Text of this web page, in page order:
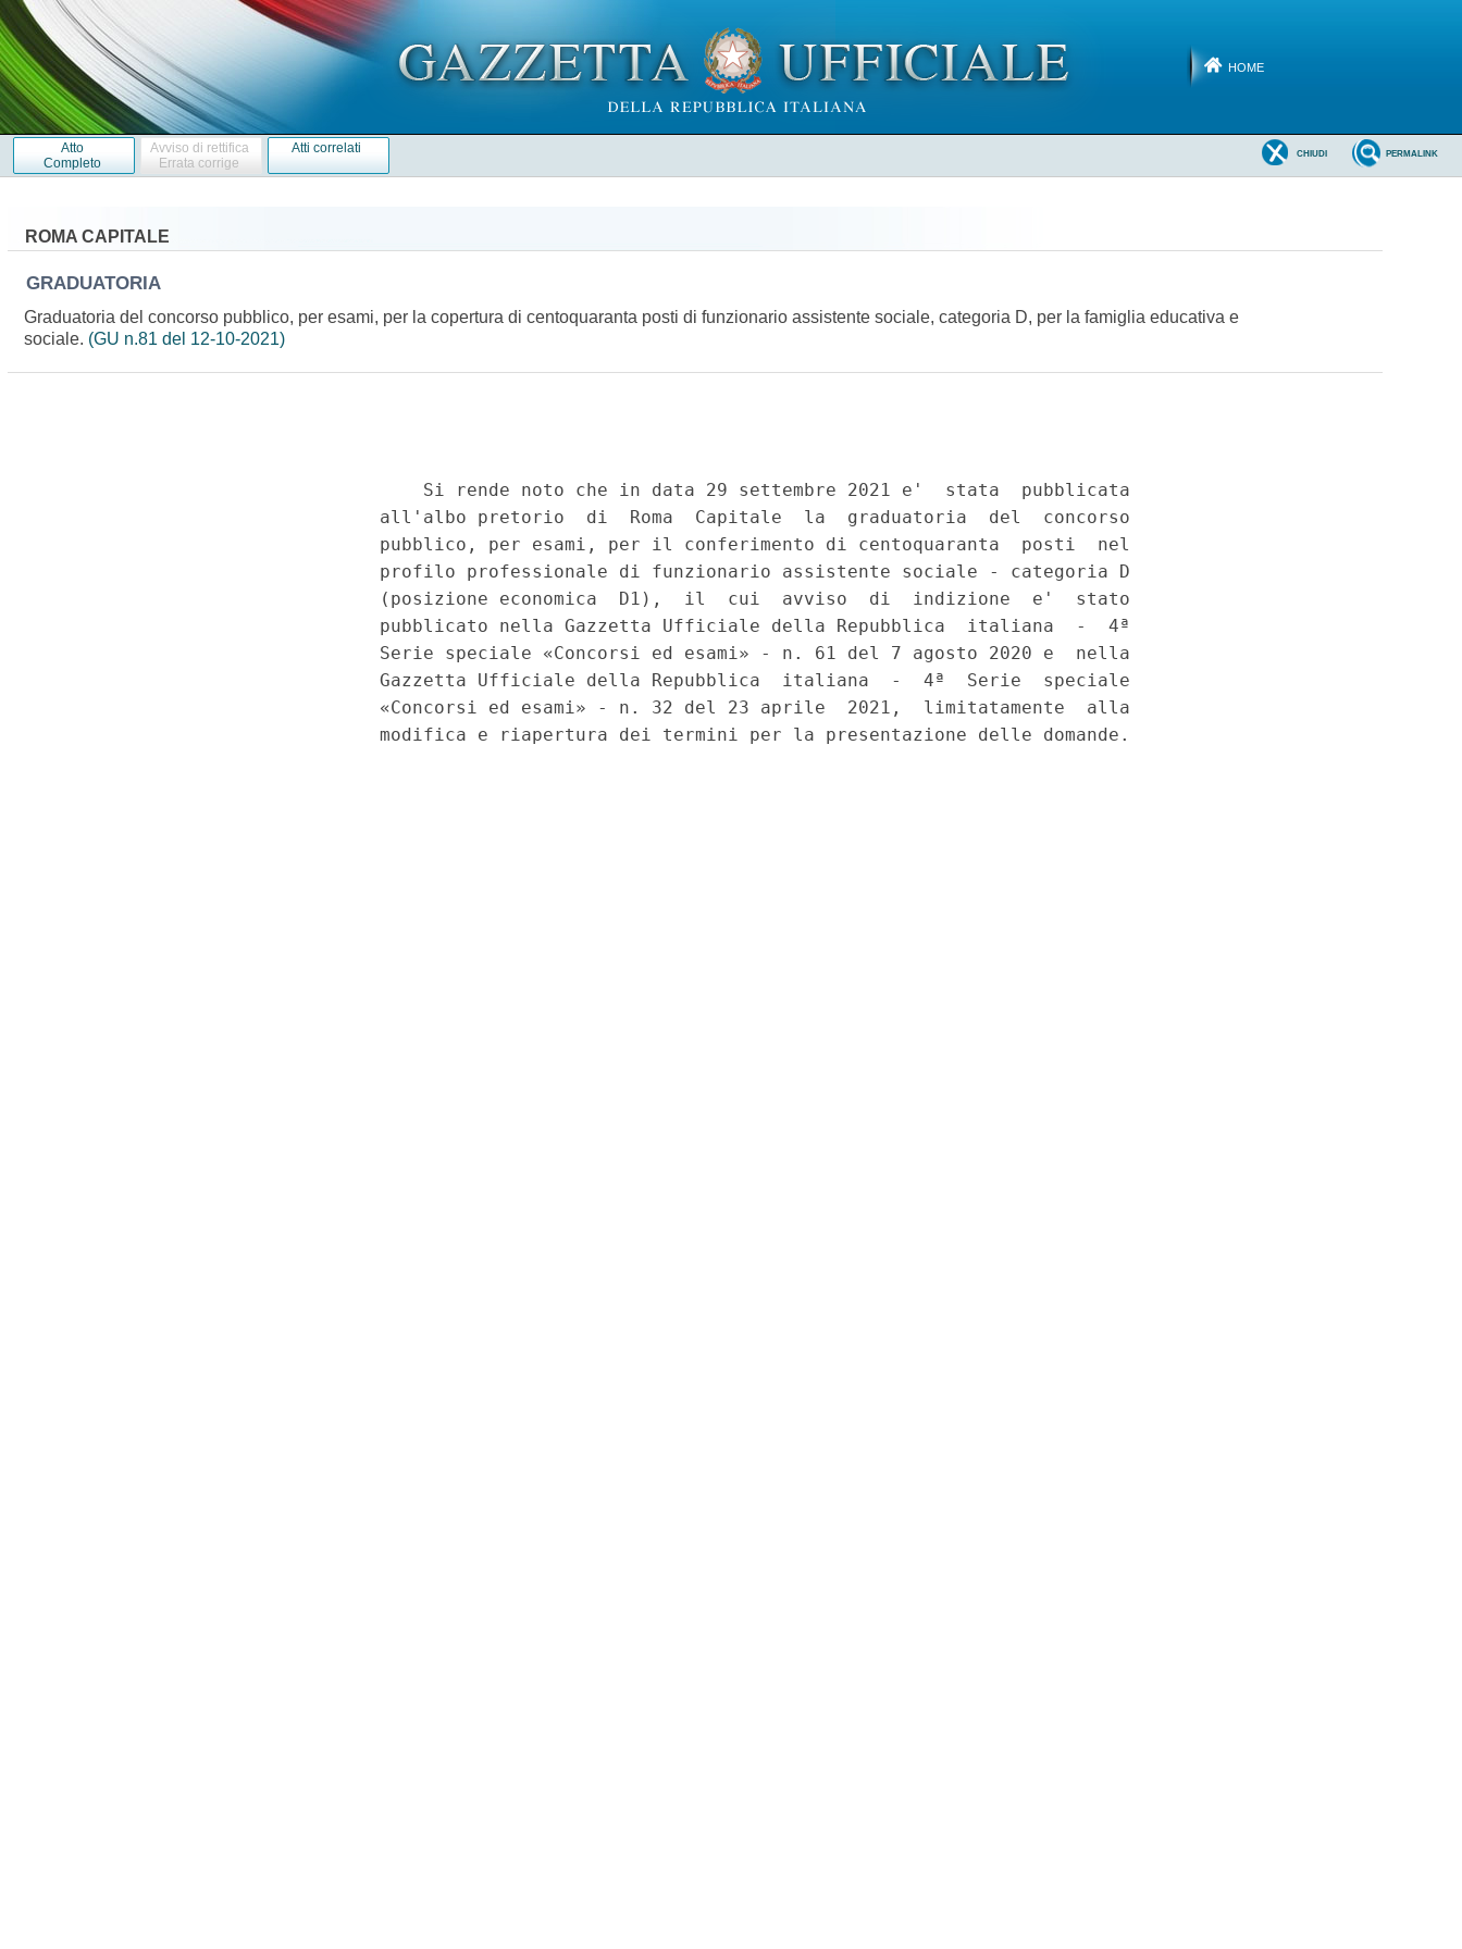
HOME
Atto
Completo
Avviso di rettifica
Errata corrige
Atti correlati PERMALINK
CHIUDI
ROMA CAPITALE
GRADUATORIA
Graduatoria del concorso pubblico, per esami, per la copertura di centoquaranta posti di funzionario assistente sociale, categoria D, per la famiglia educativa e
sociale. (GU n.81 del 12-10-2021)